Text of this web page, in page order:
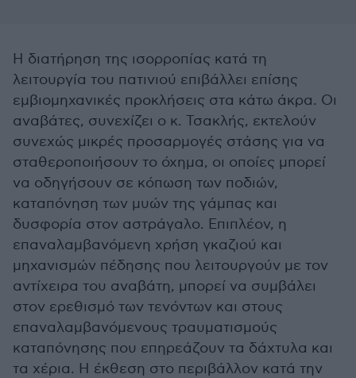
Η διατήρηση της ισορροπίας κατά τη
λειτουργία του πατινιού επιβάλλει επίσης
εμβιομηχανικές προκλήσεις στα κάτω άκρα. Οι
αναβάτες, συνεχίζει ο κ. Τσακλής, εκτελούν
συνεχώς μικρές προσαρμογές στάσης για να
σταθεροποιήσουν το όχημα, οι οποίες μπορεί
να οδηγήσουν σε κόπωση των ποδιών,
καταπόνηση των μυών της γάμπας και
δυσφορία στον αστράγαλο. Επιπλέον, η
επαναλαμβανόμενη χρήση γκαζιού και
μηχανισμών πέδησης που λειτουργούν με τον
αντίχειρα του αναβάτη, μπορεί να συμβάλει
στον ερεθισμό των τενόντων και στους
επαναλαμβανόμενους τραυματισμούς
καταπόνησης που επηρεάζουν τα δάχτυλα και
τα χέρια. Η έκθεση στο περιβάλλον κατά την